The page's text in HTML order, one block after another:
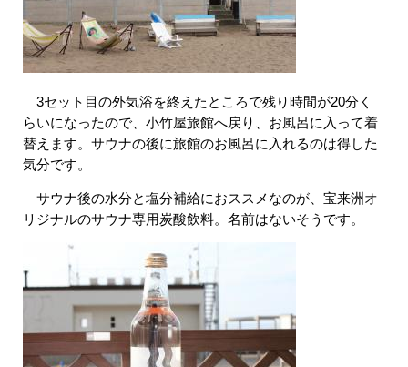
​ 3セット目の外気浴を終えたところで残り時間が20分く
らいになったので、小竹屋旅館へ戻り、お風呂に入って着
替えます。サウナの後に旅館のお風呂に入れるのは得した
気分です。
サウナ後の水分と塩分補給におススメなのが、宝来洲オ
リジナルのサウナ専用炭酸飲料。名前はないそうです。